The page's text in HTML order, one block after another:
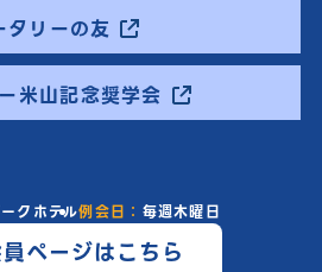
タリーの友
米山記念奨学会
クホテル例会日： 毎週木曜日
ページはこちら